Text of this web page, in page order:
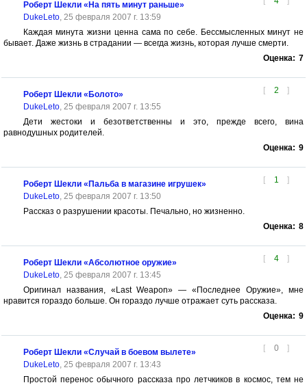
Роберт Шекли «На пять минут раньше»
DukeLeto, 25 февраля 2007 г. 13:59
Каждая минута жизни ценна сама по себе. Бессмысленных минут не
бывает. Даже жизнь в страдании — всегда жизнь, которая лучше смерти.
Оценка: 7
[ 2 ]
Роберт Шекли «Болото»
DukeLeto, 25 февраля 2007 г. 13:55
Дети жестоки и безответственны и это, прежде всего, вина
равнодушных родителей.
Оценка: 9
[ 1 ]
Роберт Шекли «Пальба в магазине игрушек»
DukeLeto, 25 февраля 2007 г. 13:50
Рассказ о разрушении красоты. Печально, но жизненно.
Оценка: 8
[ 4 ]
Роберт Шекли «Абсолютное оружие»
DukeLeto, 25 февраля 2007 г. 13:45
Оригинал названия, «Last Weapon» — «Последнее Оружие», мне
нравится гораздо больше. Он гораздо лучше отражает суть рассказа.
Оценка: 9
[ 0 ]
Роберт Шекли «Случай в боевом вылете»
DukeLeto, 25 февраля 2007 г. 13:43
Простой перенос обычного рассказа про летчкиков в космос, тем не